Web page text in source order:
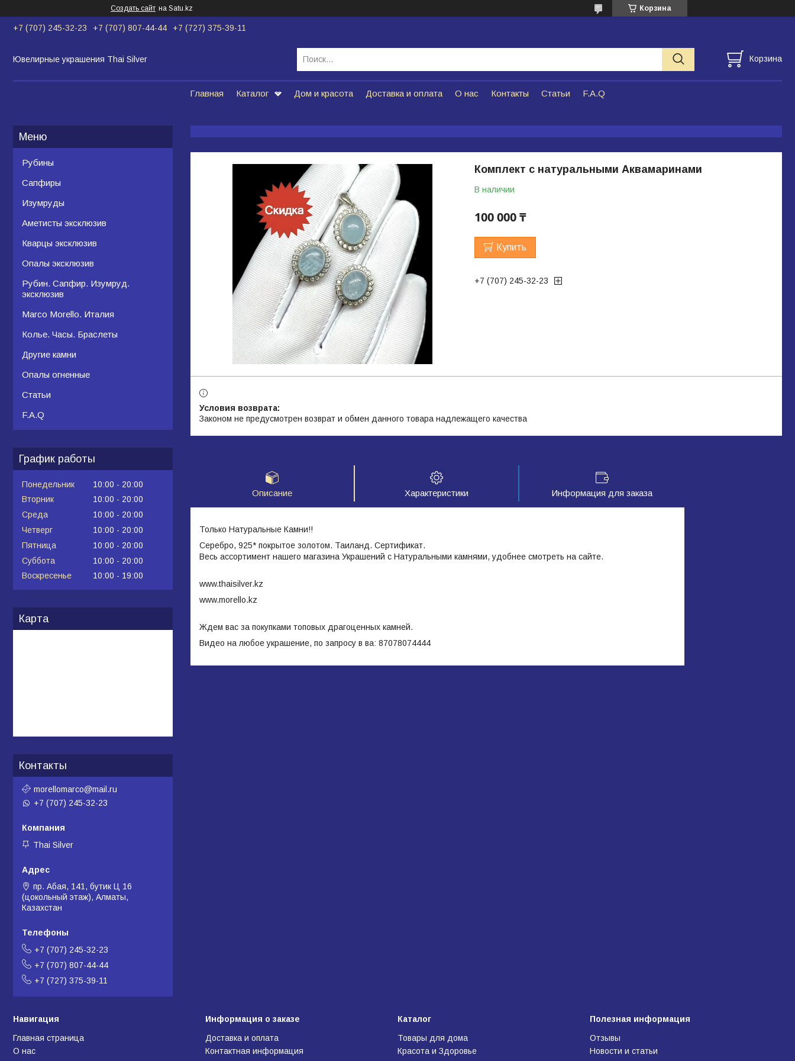
Создать сайт на Satu.kz Корзина
+7 (707) 245-32-23 +7 (707) 807-44-44 +7 (727) 375-39-11
Ювелирные украшения Thai Silver Корзина
Главная Каталог Дом и красота Доставка и оплата О нас Контакты Статьи F.A.Q
Комплект с натуральными Аквамаринами
В наличии
100 000 ₸
Купить
+7 (707) 245-32-23
Законом не предусмотрен возврат и обмен данного товара надлежащего качества
Описание Характеристики Информация для заказа
Только Натуральные Камни!!
Серебро, 925* покрытое золотом. Таиланд. Сертификат.
Весь ассортимент нашего магазина Украшений с Натуральными камнями, удобнее смотреть на сайте.
www.thaisilver.kz
www.morello.kz
Ждем вас за покупками топовых драгоценных камней.
Видео на любое украшение, по запросу в ва: 87078074444
Рубины
Сапфиры
Изумруды
Аметисты эксклюзив
Кварцы эксклюзив
Опалы эксклюзив
Рубин. Сапфир. Изумруд.
эксклюзив
Marco Morello. Италия
Колье. Часы. Браслеты
Другие камни
Опалы огненные
Статьи
F.A.Q
График работы
Понедельник 10:00
20:00
Вторник
10:00
20:00
Среда
10:00
20:00
Четверг
10:00
20:00
Пятница
10:00
20:00
Суббота
10:00
20:00
Воскресенье
10:00 19:00
Карта
Контакты
morellomarco@mail.ru
+7 (707) 245-32-23
Thai Silver
пр. Абая, 141, бутик Ц 16
(цокольный этаж), Алматы,
Казахстан
+7 (707) 245-32-23
+7 (707) 807-44-44
+7 (727) 375-39-11
Навигация
Главная страница
О нас
Информация о заказе
Доставка и оплата
Контактная информация
Каталог
Товары для дома
Красота и Здоровье
Полезная информация
Отзывы
Новости и статьи